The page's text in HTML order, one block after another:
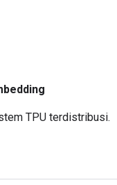
TPU terdistribusi.